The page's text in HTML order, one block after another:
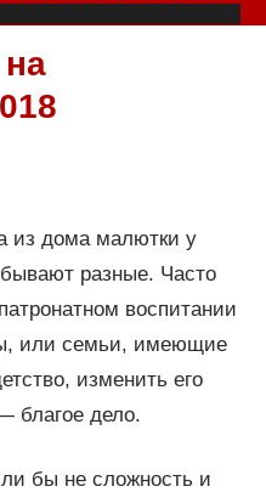
из дома малютки у
разные. Часто
воспитании
или семьи, имеющие
изменить его
благое дело.
бы не сложность и